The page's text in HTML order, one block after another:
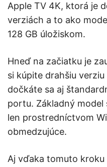
Apple TV 4K, ktorá je
verziách a to ako
128 GB úložiskom.
Hneď na začiatku je
si kúpite drahšiu
dočkáte sa aj
portu. Základný
len prostredníctvom
obmedzujúce.
Aj vďaka tomuto kroku